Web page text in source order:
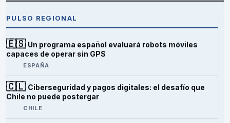
PULSO REGIONAL
🇪🇸 Un programa español evaluará robots móviles
capaces de operar sin GPS
ESPAÑA
🇨🇱 Ciberseguridad y pagos digitales: el desafío que
Chile no puede postergar
CHILE